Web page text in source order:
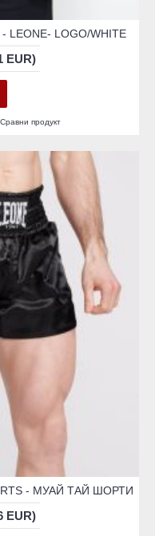
LOGO/WHITE
EUR)
Сравни продукт
- МУАЙ ТАЙ ШОРТИ
EUR)